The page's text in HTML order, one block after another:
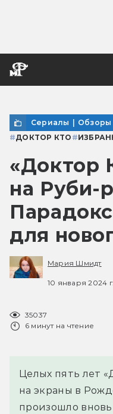
Сериалы | Обзоры
#ДОКТОР КТО #
«Доктор
на Руби-
для
Мария Шмидт
10 января 2024 г.
35037
6 минут на чтение
Целых пять лет
на экраны в
произошло